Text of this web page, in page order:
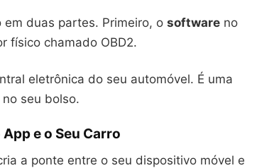
duas partes. Primeiro, o software no
físico chamado OBD2.
eletrônica do seu automóvel. É uma
seu bolso.
e o Seu Carro
a ponte entre o seu dispositivo móvel e